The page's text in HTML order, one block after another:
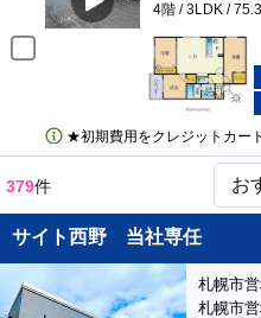
4階 / 3LDK /
★初期費用をクレジットカー
379件
サイト西野 当社専任
札幌市
札幌市